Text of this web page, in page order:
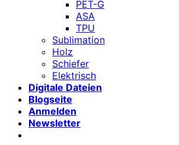
PET-G
ASA
TPU
Sublimation
Holz
Schiefer
Elektrisch
Digitale Dateien
Blogseite
Anmelden
Newsletter